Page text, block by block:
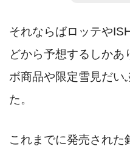
それならばロッテや
どから予想するしかあ
ボ商品や限定雪見だい
た。
これまでに発売された